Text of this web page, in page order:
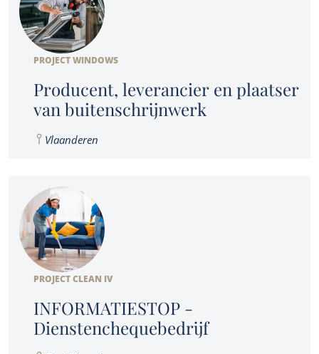
PROJECT WINDOWS
Producent, leverancier en plaatser
van buitenschrijnwerk
Vlaanderen
PROJECT CLEAN IV
INFORMATIESTOP -
Dienstenchequebedrijf